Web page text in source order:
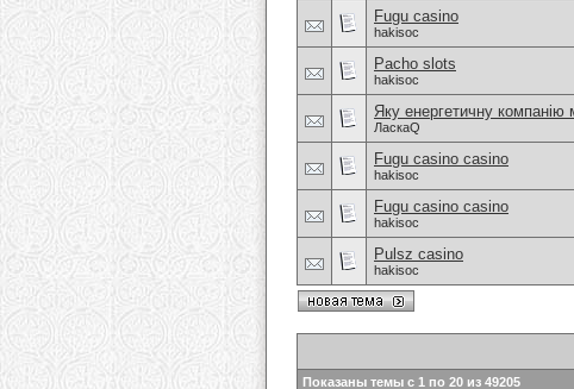
Fugu casino
hakisoc
Pacho slots
hakisoc
Яку енергетичну компанію
ЛаскаQ
Fugu casino casino
hakisoc
Fugu casino casino
hakisoc
Pulsz casino
hakisoc
Показаны темы с 1 по 20 из 49205